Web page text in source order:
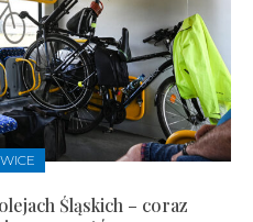
Śląskich – coraz